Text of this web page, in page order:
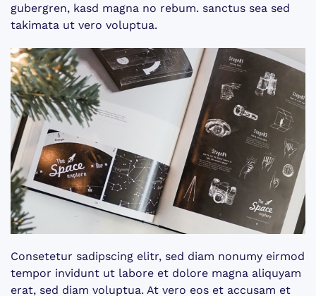
gubergren, kasd magna no rebum. sanctus sea sed
takimata ut vero voluptua.
Consetetur sadipscing elitr, sed diam nonumy eirmod
tempor invidunt ut labore et dolore magna aliquyam
erat, sed diam voluptua. At vero eos et accusam et